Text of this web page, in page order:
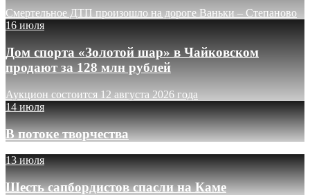
Смертельное ДТП произошло на дороге Ваньки – Степаново
16 июля
Дом спорта «Золотой шар» в Чайковском
продают за 128 млн рублей
Аукцион состоится 12 августа 2026 года
14 июля
В потоке творчества
13 июля
Шесть сапбордистов спасли на Каме